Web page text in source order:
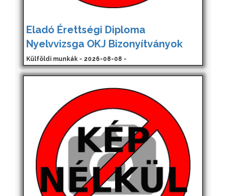
Eladó Érettségi Diploma
Nyelvvizsga OKJ Bizonyítványok
Külföldi munkák - 2026-08-08 -